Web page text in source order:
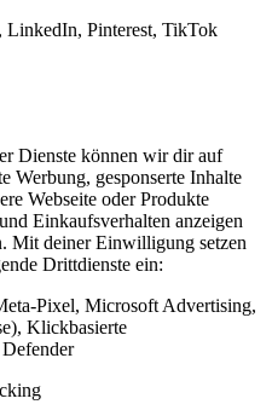
Pinterest, TikTok
Dienste können wir dir auf
Werbung, gesponserte Inhalte
Webseite oder Produkte
Einkaufsverhalten anzeigen
Mit deiner Einwilligung setzen
Drittdienste ein:
Pixel, Microsoft Advertising,
Klickbasierte